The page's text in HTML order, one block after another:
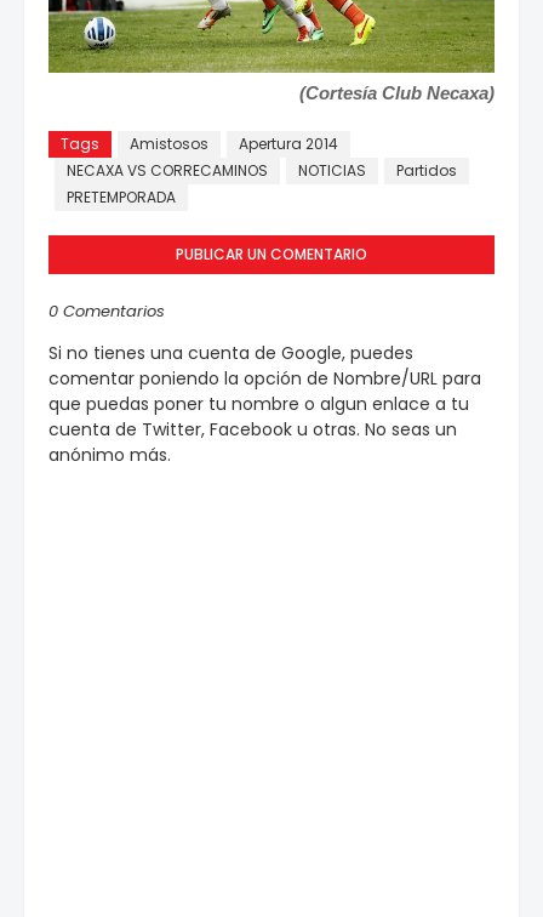
(Cortesía Club Necaxa)
Tags Amistosos
Apertura 2014
NECAXA VS CORRECAMINOS
NOTICIAS
Partidos
PRETEMPORADA
PUBLICAR UN COMENTARIO
0 Comentarios
Si no tienes una cuenta de Google, puedes
comentar poniendo la opción de Nombre/URL para
que puedas poner tu nombre o algun enlace a tu
cuenta de Twitter, Facebook u otras. No seas un
anónimo más.